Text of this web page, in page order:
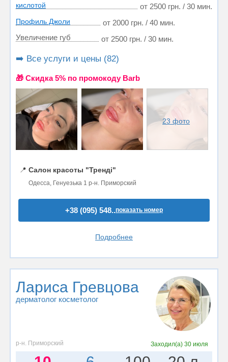
кислотой
от 2500 грн. / 30 мин.
Профиль Джоли
от 2000 грн. / 40 мин.
Увеличение губ
от 2500 грн. / 30 мин.
➡️ Все услуги и цены (82)
🎁 Cкидка 5% по промокоду Barb
23 фото
📍 Салон красоты "Тренді"
Одесса, Генуезька 1 р-н. Приморский
+38 (095) 548..показать номер
Подробнее
Лариса Гревцова
дерматолог косметолог
р-н. Приморский Заходил(а)30 июля